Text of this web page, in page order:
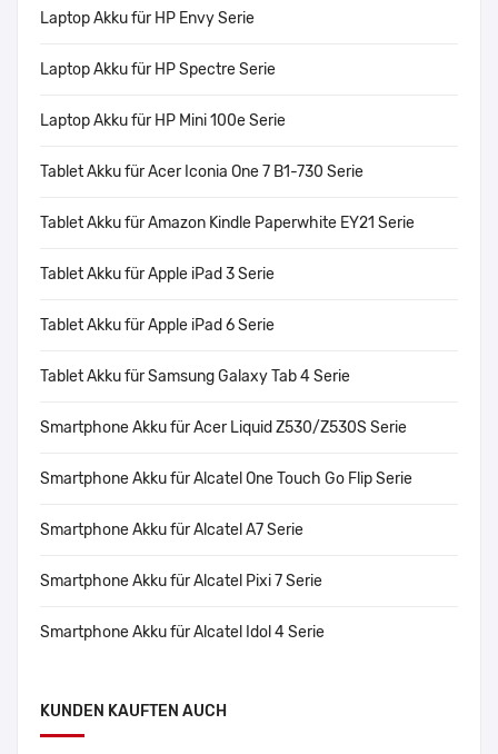
Laptop Akku für HP Envy Serie
Laptop Akku für HP Spectre Serie
Laptop Akku für HP Mini 100e Serie
Tablet Akku für Acer Iconia One 7 B1-730 Serie
Tablet Akku für Amazon Kindle Paperwhite EY21 Serie
Tablet Akku für Apple iPad 3 Serie
Tablet Akku für Apple iPad 6 Serie
Tablet Akku für Samsung Galaxy Tab 4 Serie
Smartphone Akku für Acer Liquid Z530/Z530S Serie
Smartphone Akku für Alcatel One Touch Go Flip Serie
Smartphone Akku für Alcatel A7 Serie
Smartphone Akku für Alcatel Pixi 7 Serie
Smartphone Akku für Alcatel Idol 4 Serie
KUNDEN KAUFTEN AUCH